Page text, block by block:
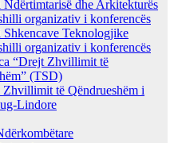
dhe Arkitekturës
organizativ i konferencës
Teknologjike
organizativ i konferencës
“Drejt Zhvillimit të
(TSD)
të Qëndrueshëm i
Lindore